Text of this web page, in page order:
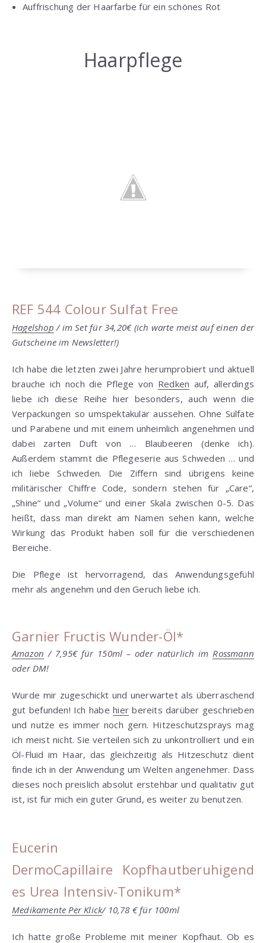
Auffrischung der Haarfarbe für ein schönes Rot
Haarpflege
REF 544 Colour Sulfat Free
Hagelshop / im Set für 34,20€ (ich warte meist auf einen der
Gutscheine im Newsletter!)
Ich habe die letzten zwei Jahre herumprobiert und aktuell
brauche ich noch die Pflege von Redken auf, allerdings
liebe ich diese Reihe hier besonders, auch wenn die
Verpackungen so umspektakulär aussehen. Ohne Sulfate
und Parabene und mit einem unheimlich angenehmen und
dabei zarten Duft von … Blaubeeren (denke ich).
Außerdem stammt die Pflegeserie aus Schweden … und
ich liebe Schweden. Die Ziffern sind übrigens keine
militärischer Chiffre Code, sondern stehen für „Care“,
„Shine“ und „Volume“ und einer Skala zwischen 0-5. Das
heißt, dass man direkt am Namen sehen kann, welche
Wirkung das Produkt haben soll für die verschiedenen
Bereiche.
Die Pflege ist hervorragend, das Anwendungsgefühl
mehr als angenehm und den Geruch liebe ich.
Garnier Fructis Wunder-Öl*
Amazon / 7,95€ für 150ml – oder natürlich im Rossmann
oder DM!
Wurde mir zugeschickt und unerwartet als überraschend
gut befunden! Ich habehierbereits darüber geschrieben
und nutze es immer noch gern. Hitzeschutzsprays mag
ich meist nicht. Sie verteilen sich zu unkontrolliert und ein
Öl-Fluid im Haar, das gleichzeitig als Hitzeschutz dient
finde ich in der Anwendung um Welten angenehmer. Dass
dieses noch preislich absolut erstehbar und qualitativ gut
ist, ist für mich ein guter Grund, es weiter zu benutzen.
Eucerin
DermoCapillaire Kopfhautberuhigend
es Urea Intensiv-Tonikum*
Medikamente Per Klick/ 10,78 € für 100ml
Ich hatte große Probleme mit meiner Kopfhaut. Ob es